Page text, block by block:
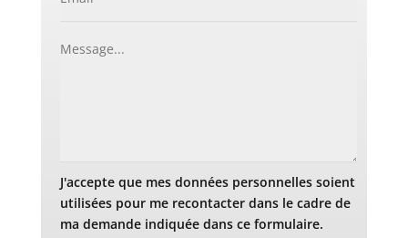
J'accepte que mes données personnelles soient
utilisées pour me recontacter dans le cadre de
ma demande indiquée dans ce formulaire.